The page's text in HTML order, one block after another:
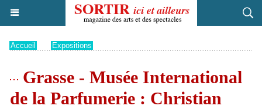
Accueil Expositions
Grasse - Musée International
de la Parfumerie : Christian